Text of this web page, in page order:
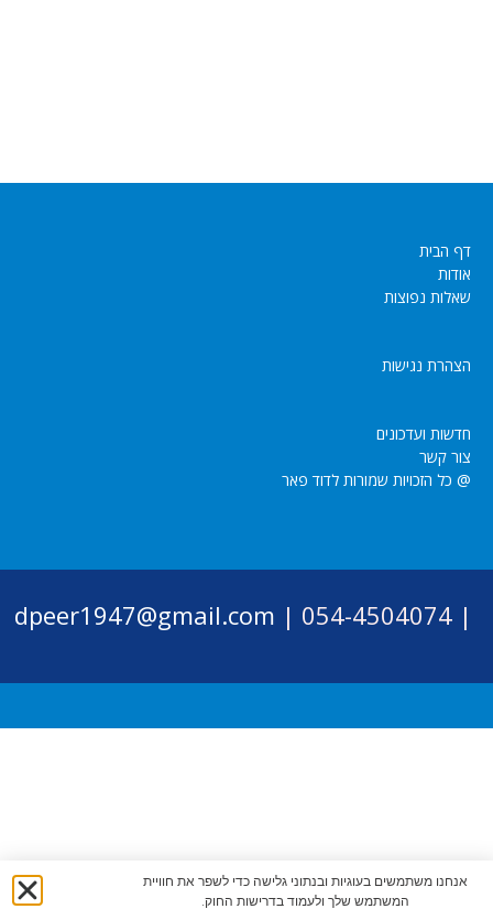
דף הבית
אודות
שאלות נפוצות
הצהרת נגישות
חדשות ועדכונים
צור קשר
@ כל הזכויות שמורות לדוד פאר
|
054-4504074 |
dpeer1947@gmail.com
אנחנו משתמשים בעוגיות ובנתוני גלישה כדי לשפר את חוויית
המשתמש שלך ולעמוד בדרישות החוק.